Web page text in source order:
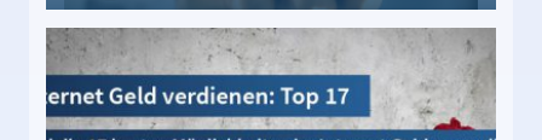
besten Möglichkeiten